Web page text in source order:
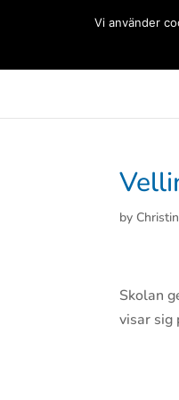
by
Skolan
visar sig
Vi använder